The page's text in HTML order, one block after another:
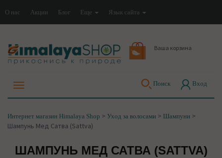
О нас Акции Блог Еще Язык сайта
Ваша корзина
Поиск Вход
Интернет магазин Himalaya Shop > Уход за волосами > Шампуни >
Шампунь Мед Сатва (Sattva)
ШАМПУНЬ МЕД САТВА (SATTVA)